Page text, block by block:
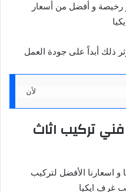
رخيصة و أفضل من أسعار
ذلك أبداً على جودة العمل
لأن
تركيب اثاث
و اسعارنا الأفضل لتركيب
غرف ايكيا